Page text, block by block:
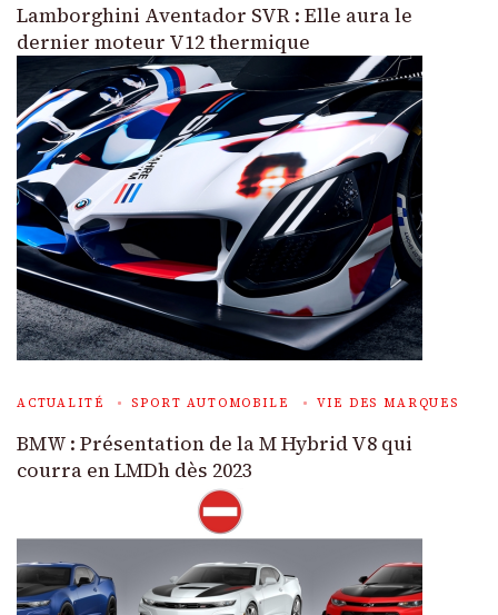
Lamborghini Aventador SVR : Elle aura le
dernier moteur V12 thermique
ACTUALITÉ SPORT AUTOMOBILE VIE DES MARQUES
BMW : Présentation de la M Hybrid V8 qui
courra en LMDh dès 2023